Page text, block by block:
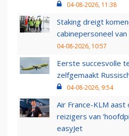
04-08-2026, 11:38
Staking dreigt
cabinepersoneel van
04-08-2026, 10:57
Eerste succesvolle
zelfgemaakt
04-08-2026, 9:54
Air France-KLM
reizigers van
easyJet